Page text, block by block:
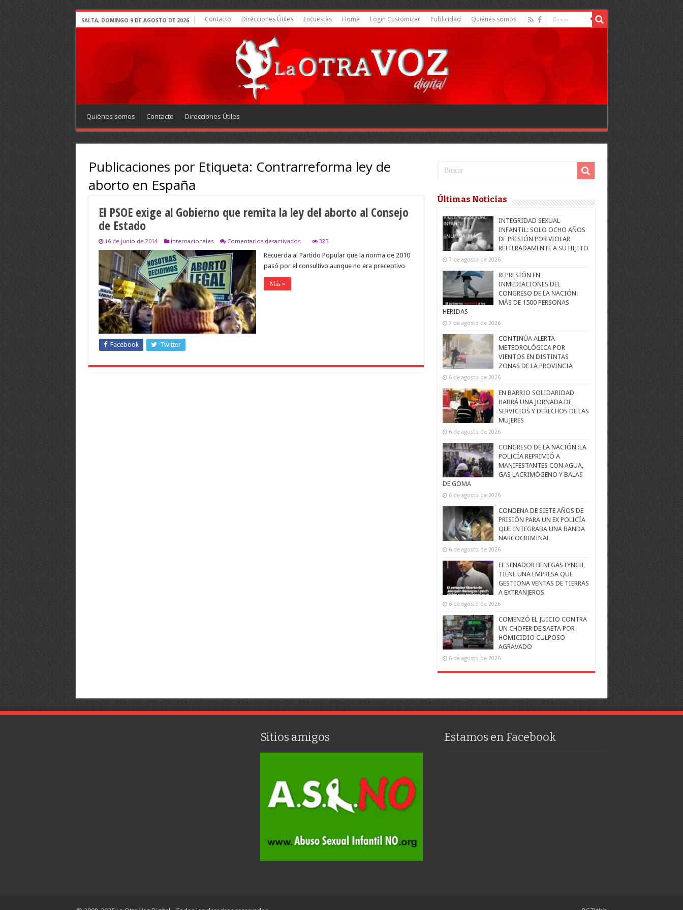
SALTA, DOMINGO 9 DE AGOSTO DE 2026 Contacto Direcciones Útiles Encuestas Home Login Customizer Publicidad Quiénes somos
Quiénes somos Contacto Direcciones Útiles
Publicaciones por Etiqueta: Contrarreforma ley de
aborto en España
El PSOE exige al Gobierno que remita la ley del aborto al Consejo
de Estado
16 de junio de 2014 Internacionales Comentarios desactivadosen
PSOE
exige
325
Recuerda al Partido Popular que la norma de 2010
pasó por el consultivo aunque no era preceptivo
Más »
Facebook Twitter
Últimas Noticias
INTEGRIDAD SEXUAL
INFANTIL: SOLO OCHO AÑOS
DE PRISIÓN POR VIOLAR
REITERADAMENTE A SU HIJITO
7 de agosto de 2026
REPRESIÓN EN
INMEDIACIONES DEL
CONGRESO DE LA NACIÓN:
MÁS DE 1500 PERSONAS
HERIDAS
7 de agosto de 2026
CONTINÚA ALERTA
METEOROLÓGICA POR
VIENTOS EN DISTINTAS
ZONAS DE LA PROVINCIA
6 de agosto de 2026
EN BARRIO SOLIDARIDAD
HABRÁ UNA JORNADA DE
SERVICIOS Y DERECHOS DE LAS
MUJERES
6 de agosto de 2026
CONGRESO DE LA NACIÓN :LA
POLICÍA REPRIMIÓ A
MANIFESTANTES CON AGUA,
GAS LACRIMÓGENO Y BALAS
DE GOMA
6 de agosto de 2026
CONDENA DE SIETE AÑOS DE
PRISIÓN PARA UN EX POLICÍA
QUE INTEGRABA UNA BANDA
NARCOCRIMINAL
6 de agosto de 2026
EL SENADOR BENEGAS LYNCH,
TIENE UNA EMPRESA QUE
GESTIONA VENTAS DE TIERRAS
A EXTRANJEROS
6 de agosto de 2026
COMENZÓ EL JUICIO CONTRA
UN CHOFER DE SAETA POR
HOMICIDIO CULPOSO
AGRAVADO
6 de agosto de 2026
Sitios amigos Estamos en Facebook